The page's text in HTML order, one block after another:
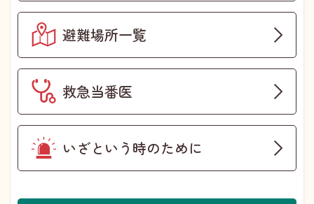
避難場所一覧
救急当番医
いざという時のために